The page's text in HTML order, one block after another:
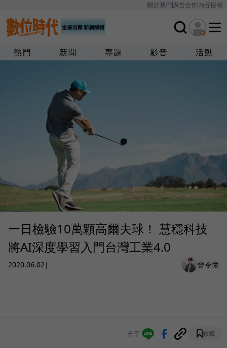
關於我們廣告合作內容授權
熱門 新聞 專題 影音 活動
一日檢驗10萬顆高爾夫球！ 慧穩科技
將AI深度學習入門台灣工業4.0
2020.06.02 | 曾令懷
分享 收藏